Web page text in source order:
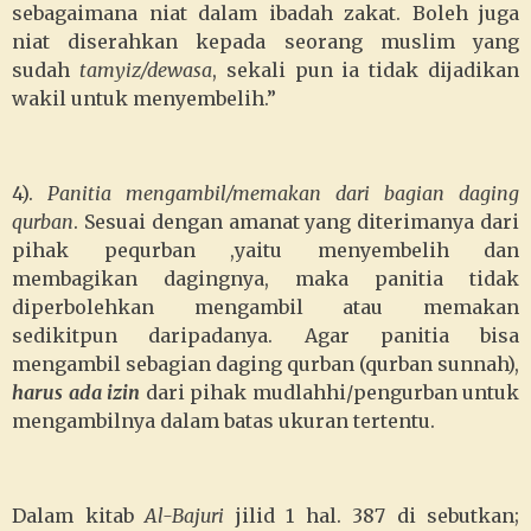
sebagaimana niat dalam ibadah zakat. Boleh juga
niat diserahkan kepada seorang muslim yang
sudah tamyiz/dewasa, sekali pun ia tidak dijadikan
wakil untuk menyembelih.”
4). Panitia mengambil/memakan dari bagian daging
qurban. Sesuai dengan amanat yang diterimanya dari
pihak pequrban ,yaitu menyembelih dan
membagikan dagingnya, maka panitia tidak
diperbolehkan mengambil atau memakan
sedikitpun daripadanya. Agar panitia bisa
mengambil sebagian daging qurban (qurban sunnah),
harus ada izin dari pihak mudlahhi/pengurban untuk
mengambilnya dalam batas ukuran tertentu.
Dalam kitab Al-Bajuri jilid 1 hal. 387 di sebutkan;